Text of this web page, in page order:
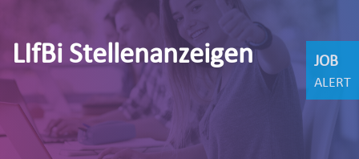
LIfBi Stellenanzeigen JOB
ALERT